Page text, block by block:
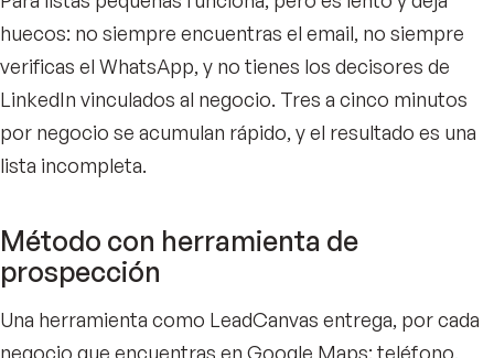
huecos: no siempre encuentras el email, no siempre
verificas el WhatsApp, y no tienes los decisores de
LinkedIn vinculados al negocio. Tres a cinco minutos
por negocio se acumulan rápido, y el resultado es una
lista incompleta.
Método con herramienta de
prospección
Una herramienta como LeadCanvas entrega, por cada
negocio que encuentras en Google Maps: teléfono,